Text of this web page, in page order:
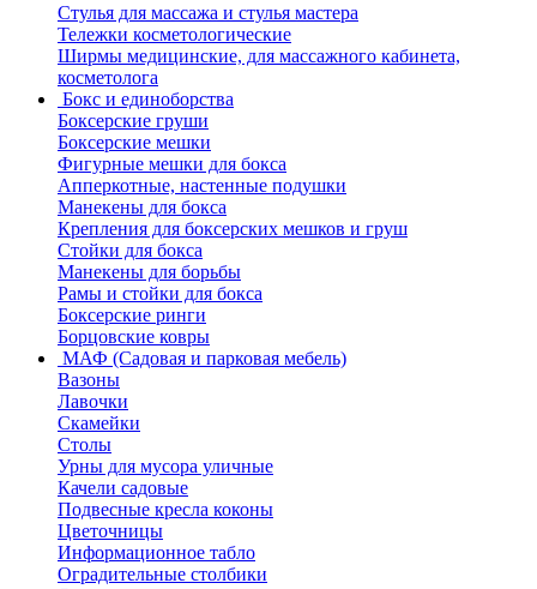
Стулья для массажа и стулья мастера
Тележки косметологические
Ширмы медицинские, для массажного кабинета,
косметолога
Бокс и единоборства
Боксерские груши
Боксерские мешки
Фигурные мешки для бокса
Апперкотные, настенные подушки
Манекены для бокса
Крепления для боксерских мешков и груш
Стойки для бокса
Манекены для борьбы
Рамы и стойки для бокса
Боксерские ринги
Борцовские ковры
МАФ (Садовая и парковая мебель)
Вазоны
Лавочки
Скамейки
Столы
Урны для мусора уличные
Качели садовые
Подвесные кресла коконы
Цветочницы
Информационное табло
Оградительные столбики